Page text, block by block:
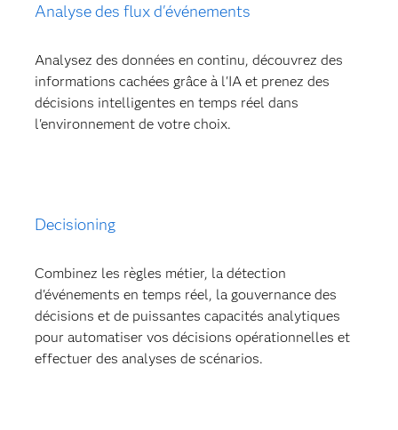
Analyse des flux d'événements
Analysez des données en continu, découvrez des
informations cachées grâce à l'IA et prenez des
décisions intelligentes en temps réel dans
l'environnement de votre choix.
Decisioning
Combinez les règles métier, la détection
d'événements en temps réel, la gouvernance des
décisions et de puissantes capacités analytiques
pour automatiser vos décisions opérationnelles et
effectuer des analyses de scénarios.